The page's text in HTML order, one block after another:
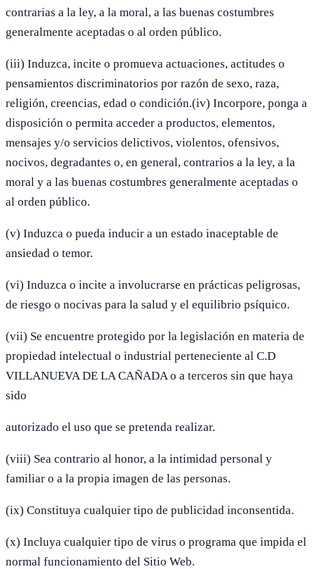
contrarias a la ley, a la moral, a las buenas costumbres
generalmente aceptadas o al orden público.
(iii) Induzca, incite o promueva actuaciones, actitudes o
pensamientos discriminatorios por razón de sexo, raza,
religión, creencias, edad o condición.(iv) Incorpore, ponga a
disposición o permita acceder a productos, elementos,
mensajes y/o servicios delictivos, violentos, ofensivos,
nocivos, degradantes o, en general, contrarios a la ley, a la
moral y a las buenas costumbres generalmente aceptadas o
al orden público.
(v) Induzca o pueda inducir a un estado inaceptable de
ansiedad o temor.
(vi) Induzca o incite a involucrarse en prácticas peligrosas,
de riesgo o nocivas para la salud y el equilibrio psíquico.
(vii) Se encuentre protegido por la legislación en materia de
propiedad intelectual o industrial perteneciente al C.D
VILLANUEVA DE LA CAÑADA o a terceros sin que haya
sido
autorizado el uso que se pretenda realizar.
(viii) Sea contrario al honor, a la intimidad personal y
familiar o a la propia imagen de las personas.
(ix) Constituya cualquier tipo de publicidad inconsentida.
(x) Incluya cualquier tipo de virus o programa que impida el
normal funcionamiento del Sitio Web.